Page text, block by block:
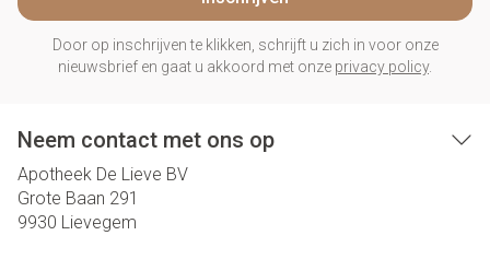
Door op inschrijven te klikken, schrijft u zich in voor onze
nieuwsbrief en gaat u akkoord met onze privacy policy.
Neem contact met ons op
Apotheek De Lieve BV
Grote Baan 291
9930 Lievegem